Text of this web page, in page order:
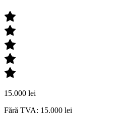
15.000 lei
Fără TVA: 15.000 lei